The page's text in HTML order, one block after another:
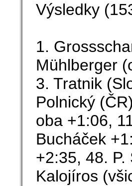
Výsledky
1.
Mühlberger
3. Tratnik
Polnický
oba +1:06,
Bucháček
+2:35, 48. P.
Kalojíros